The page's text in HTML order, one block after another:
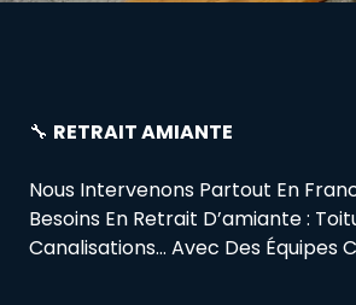
🔧 RETRAIT AMIANTE
Nous Intervenons Partout En
Besoins En Retrait D’amiante :
Canalisations… Avec Des Équipes